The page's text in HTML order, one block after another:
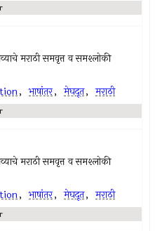
मराठी समवृत्त व समश्लोकी
, भाषांतर, मेघदूत, मराठी
मराठी समवृत्त व समश्लोकी
, भाषांतर, मेघदूत, मराठी